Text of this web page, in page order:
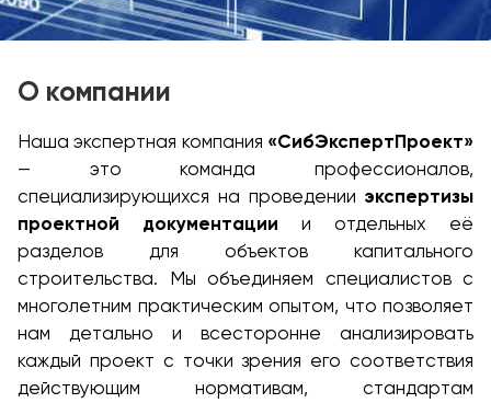
О компании
Наша экспертная компания «СибЭкспертПроект»
— это команда профессионалов,
специализирующихся на проведении экспертизы
проектной документации и отдельных её
разделов для объектов капитального
строительства. Мы объединяем специалистов с
многолетним практическим опытом, что позволяет
нам детально и всесторонне анализировать
каждый проект с точки зрения его соответствия
действующим нормативам, стандартам